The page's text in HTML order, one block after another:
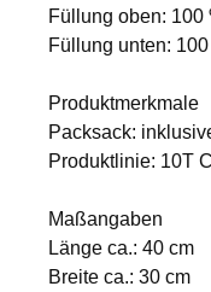
Füllung oben: 100
Füllung unten:
Produktmerkmale
Packsack:
Produktlinie: 10T
Maßangaben
Länge ca.: 40 cm
Breite ca.: 30 cm